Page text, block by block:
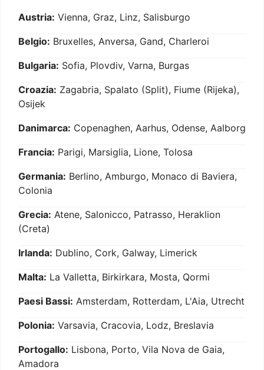
Austria: Vienna, Graz, Linz, Salisburgo
Belgio: Bruxelles, Anversa, Gand, Charleroi
Bulgaria: Sofia, Plovdiv, Varna, Burgas
Croazia: Zagabria, Spalato (Split), Fiume (Rijeka),
Osijek
Danimarca: Copenaghen, Aarhus, Odense, Aalborg
Francia: Parigi, Marsiglia, Lione, Tolosa
Germania: Berlino, Amburgo, Monaco di Baviera,
Colonia
Grecia: Atene, Salonicco, Patrasso, Heraklion
(Creta)
Irlanda: Dublino, Cork, Galway, Limerick
Malta: La Valletta, Birkirkara, Mosta, Qormi
Paesi Bassi: Amsterdam, Rotterdam, L'Aia, Utrecht
Polonia: Varsavia, Cracovia, Lodz, Breslavia
Portogallo: Lisbona, Porto, Vila Nova de Gaia,
Amadora